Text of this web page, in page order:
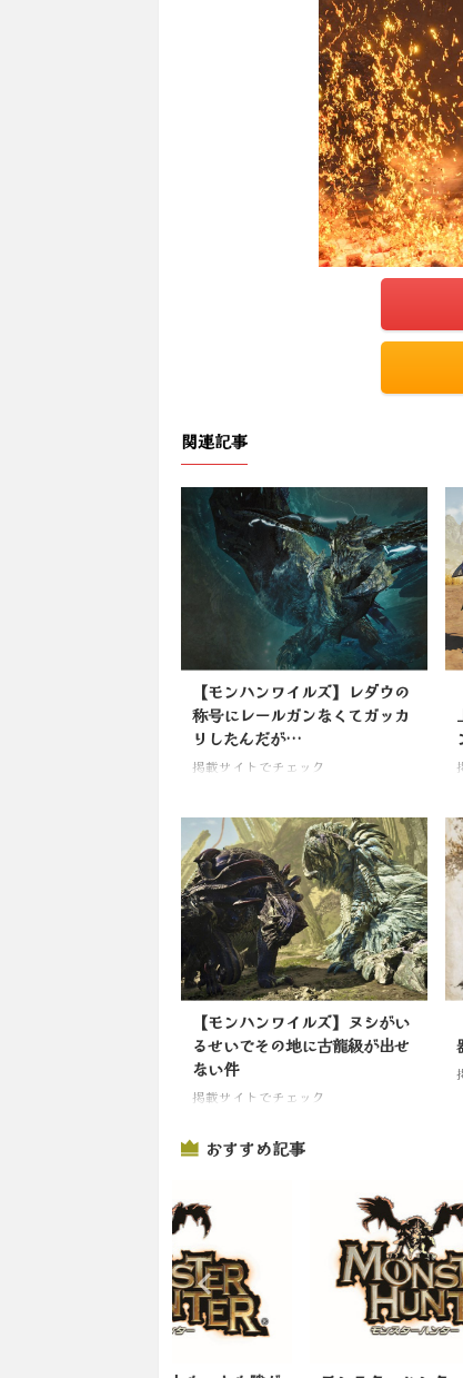
関連記事
【モンハンワイルズ】レダウの
称号にレールガンなくてガッカ
リしたんだが…
掲載サイトでチェック
【モンハンワイルズ】ヌシがい
るせいでその地に古龍級が出せ
ない件
掲載サイトでチェック
おすすめ記事